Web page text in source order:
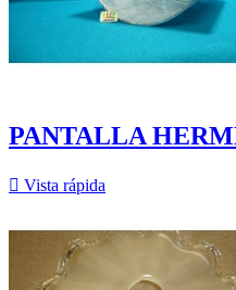
PANTALLA
 Vista rápida